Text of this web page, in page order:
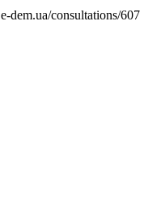
dem.ua/consultations/607